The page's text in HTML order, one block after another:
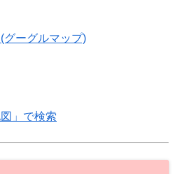
グーグルマップ)
」で検索